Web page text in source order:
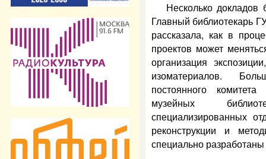
Несколько
Главный библиотекарь
рассказала, как в
проектов может
организация
изоматериалов.
постоянного
музейных
специализированных
реконструкции и
специально